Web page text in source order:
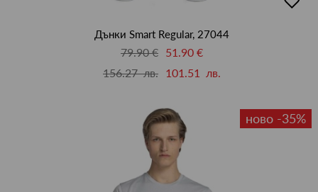
Дънки Smart Regular, 27044
79.90 € 51.90 €
156.27 лв. 101.51 лв.
ново -35%